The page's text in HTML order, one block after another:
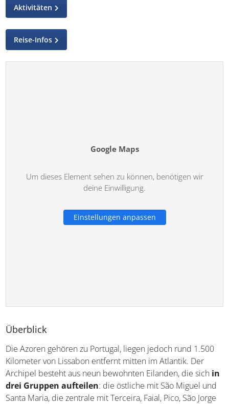
Aktivitäten
Reise-Infos
Google Maps
Um dieses Element sehen zu können, benötigen wir
deine Einwilligung.
Einstellungen anpassen
Überblick
Die Azoren gehören zu Portugal, liegen jedoch rund 1.500
Kilometer von Lissabon entfernt mitten im Atlantik. Der
Archipel besteht aus neun bewohnten Eilanden, die sich in
drei Gruppen aufteilen: die östliche mit São Miguel und
Santa Maria, die zentrale mit Terceira, Faial, Pico, São Jorge